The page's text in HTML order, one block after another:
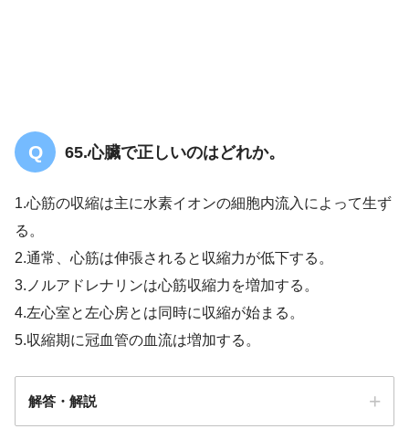
65.心臟で正しいのはどれか。
1.心筋の収縮は主に水素イオンの細胞内流入によって生ず
る。
2.通常、心筋は伸張されると収縮力が低下する。
3.ノルアドレナリンは心筋収縮力を増加する。
4.左心室と左心房とは同時に収縮が始まる。
5.収縮期に冠血管の血流は増加する。
解答・解説